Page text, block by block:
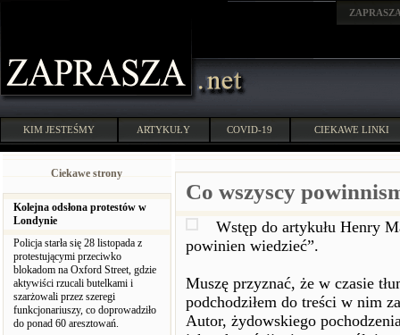
KIM JESTEŚMY ARTYKUŁY COVID-19 CIEKAWE LINKI
Ciekawe strony
Kolejna odsłona protestów w
Londynie
Policja starła się 28 listopada z
protestującymi przeciwko
blokadom na Oxford Street, gdzie
aktywiści rzucali butelkami i
szarżowali przez szeregi
funkcjonariuszy, co doprowadziło
do ponad 60 aresztowań.
Co wszyscy
Wstęp do artykułu Henry
powinien wiedzieć”.
Muszę przyznać, że w czasie
podchodziłem do treści w nim
Autor, żydowskiego